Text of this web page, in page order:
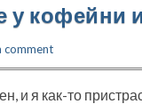
у кофейни
comment
и я как-то